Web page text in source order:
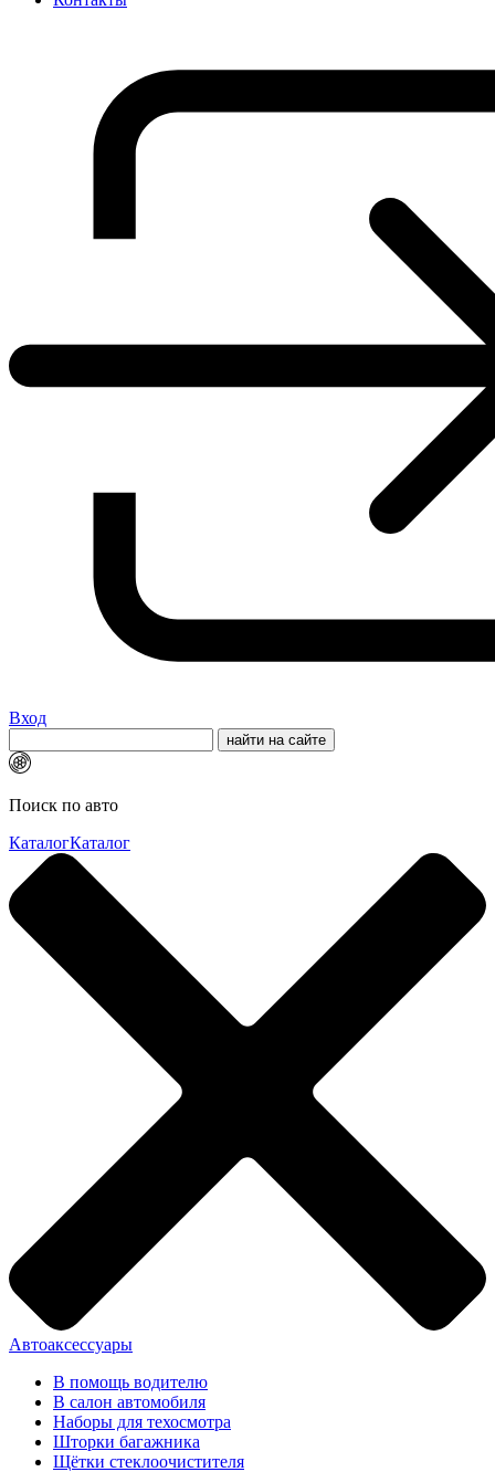
Вход
Поиск по авто
КаталогКаталог
Автоаксессуары
В помощь водителю
В салон автомобиля
Наборы для техосмотра
Шторки багажника
Щётки стеклоочистителя